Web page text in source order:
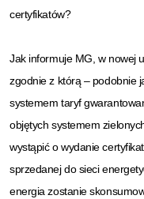
certyfikatów?
Jak informuje MG, w nowej
zgodnie z którą – podobnie
systemem taryf
objętych systemem
wystąpić o wydanie
sprzedanej do sieci
energia zostanie